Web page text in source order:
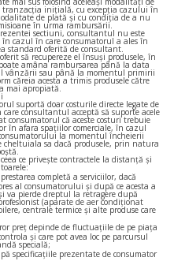
tranzacţia iniţială, cu excepţia cazului în
de plată şi cu condiţia de a nu
în urma rambursării.
sectiuni, consultantul nu este
cazul în care consumatorul a ales în
standard oferită de consultant.
să recupereze el însuşi produsele, în
amâna rambursarea până la data
vânzării sau până la momentul primirii
căreia acesta a trimis produsele către
mai apropiată.
suportă doar costurile directe legate de
consultantul acceptă să suporte acele
că aceste costuri trebuie
în afara spaţiilor comerciale, în cazul
la momentul încheierii
sa dacă produsele, prin natura
ce privește contractele la distanță și
completă a serviciilor, dacă
al consumatorului şi după ce acesta a
va pierde dreptul la retragere după
(aparate de aer condiționat
centrale termice și alte produse care
preţ depinde de fluctuaţiile de pe piaţa
şi care pot avea loc pe parcursul
specială;
specificaţiile prezentate de consumator